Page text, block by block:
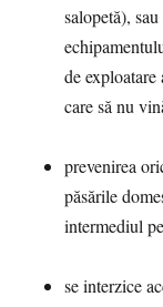
salopetă),
de
care să nu
prevenirea
păsările
intermediul
se interzice